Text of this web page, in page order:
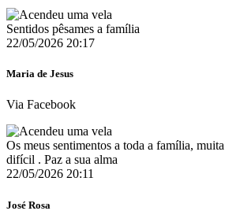
Sentidos pêsames a família
22/05/2026 20:17
Maria de Jesus
Via Facebook
Os meus sentimentos a toda a família,
difícil . Paz a sua alma
22/05/2026 20:11
José Rosa